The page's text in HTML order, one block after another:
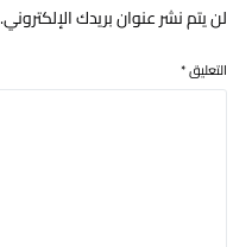
لن يتم نشر عنوان بريدك الإلكتروني.
التعليق*